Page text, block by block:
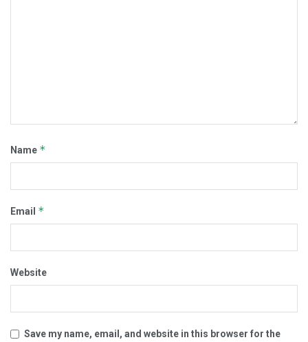
Name *
Email *
Website
Save my name, email, and website in this browser for the